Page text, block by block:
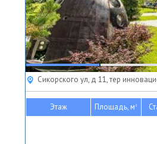
Сикорского ул, д 11, тер
Этаж Площадь, м2